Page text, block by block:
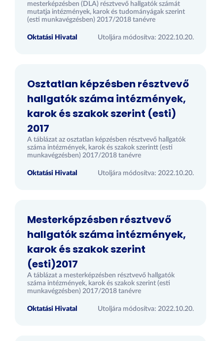
mesterképzésben (DLA) résztvevő hallgatók számát
mutatja intézmények, karok és tudományágak szerint
(esti munkavégzésben) 2017/2018 tanévre
Oktatási Hivatal Utoljára módosítva: 2022.10.20.
Osztatlan képzésben résztvevő
hallgatók száma intézmények,
karok és szakok szerint (esti)
2017
A táblázat az osztatlan képzésben résztvevő hallgatók
száma intézmények, karok és szakok szerintt (esti
munkavégzésben) 2017/2018 tanévre
Oktatási Hivatal Utoljára módosítva: 2022.10.20.
Mesterképzésben résztvevő
hallgatók száma intézmények,
karok és szakok szerint
(esti)2017
A táblázat a mesterképzésben résztvevő hallgatók
száma intézmények, karok és szakok szerint (esti
munkavégzésben) 2017/2018 tanévre
Oktatási Hivatal Utoljára módosítva: 2022.10.20.